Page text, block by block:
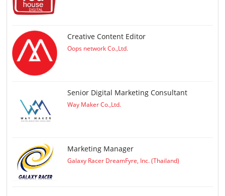
Creative Content Editor
Oops network Co.,Ltd.
Senior Digital Marketing Consultant
Way Maker Co.,Ltd.
Marketing Manager
Galaxy Racer DreamFyre, Inc. (Thailand)